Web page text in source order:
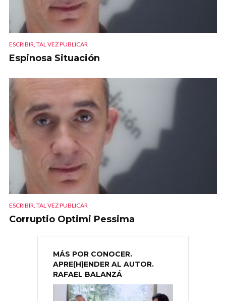
ESCRIBIR, TAL VEZ PUBLICAR
Espinosa Situación
ESCRIBIR, TAL VEZ PUBLICAR
Corruptio Optimi Pessima
MÁS POR CONOCER.
APRE(H)ENDER AL AUTOR.
RAFAEL BALANZÁ